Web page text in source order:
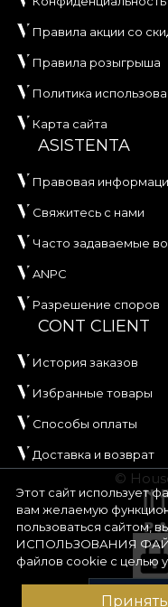
Этот сайт использует
вам желаемую
пользоваться сайтом,
ИСПОЛЬЗОВАНИЯ
файлов cookie с целью
Правила акции со
Правила розыгрыша
Политика
Карта сайта
ASISTENTA
Правовая
Свяжитесь с нами
Часто задаваемые
ANPC
Разрешение споров
CONT CLIENT
История заказов
Избранные товары
Способы оплаты
Доставка и возврат
©